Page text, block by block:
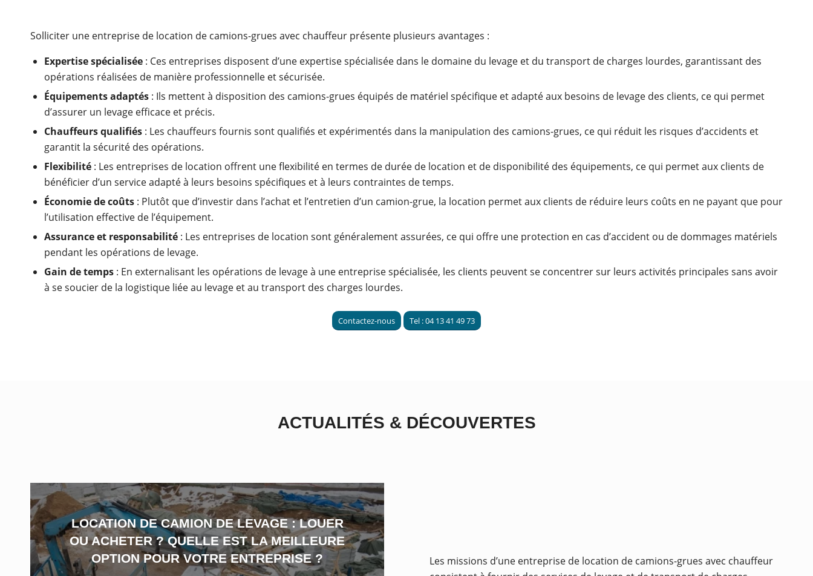
Solliciter une entreprise de location de camions-grues avec chauffeur présente plusieurs avantages :
Expertise spécialisée : Ces entreprises disposent d’une expertise spécialisée dans le domaine du levage et du transport de charges lourdes, garantissant des
opérations réalisées de manière professionnelle et sécurisée.
Équipements adaptés : Ils mettent à disposition des camions-grues équipés de matériel spécifique et adapté aux besoins de levage des clients, ce qui permet
d’assurer un levage efficace et précis.
Chauffeurs qualifiés : Les chauffeurs fournis sont qualifiés et expérimentés dans la manipulation des camions-grues, ce qui réduit les risques d’accidents et
garantit la sécurité des opérations.
Flexibilité : Les entreprises de location offrent une flexibilité en termes de durée de location et de disponibilité des équipements, ce qui permet aux clients de
bénéficier d’un service adapté à leurs besoins spécifiques et à leurs contraintes de temps.
Économie de coûts : Plutôt que d’investir dans l’achat et l’entretien d’un camion-grue, la location permet aux clients de réduire leurs coûts en ne payant que pour
l’utilisation effective de l’équipement.
Assurance et responsabilité : Les entreprises de location sont généralement assurées, ce qui offre une protection en cas d’accident ou de dommages matériels
pendant les opérations de levage.
Gain de temps : En externalisant les opérations de levage à une entreprise spécialisée, les clients peuvent se concentrer sur leurs activités principales sans avoir
à se soucier de la logistique liée au levage et au transport des charges lourdes.
Contactez-nous Tel : 04 13 41 49 73
ACTUALITÉS &DÉCOUVERTES
LOCATION DE CAMION DE LEVAGE : LOUER
OU ACHETER ? QUELLE EST LA MEILLEURE
OPTION POUR VOTRE ENTREPRISE ?
Les missions d’une entreprise de location de camions-grues avec chauffeur